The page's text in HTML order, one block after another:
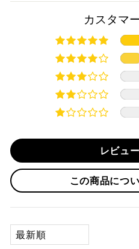
上記クレジットカードを
分割払い、リボ払い、3D
際は、『クレジットカー
ご選択ください。
対応支払回数について以
・分割払い
※ 分割払い、リボ払いは
場合のみご利用いただけ
※ American Expressでの
す。
※ Diners Clubは分割払い
商品発送までの日数について
ご希望商品の在庫状況により
ページよりご希望のカラー、
選択後に表示される納期をご
国内在庫ありの場合
・平日16時までのご注文、お
・前払い決済（銀行振込等）
入金確認が完了いたしましたら
・お取り寄せ商品等を一緒に
取り寄せ商品が揃ってからの
お取り寄せの場合
カスタマ
レビュ
この商品につ
SORT BY